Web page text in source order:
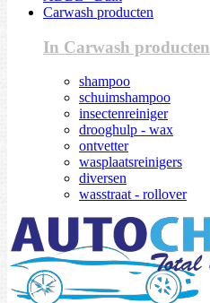
Carwash producten
In Carwash producten
shampoo
schuimshampoo
insectenreiniger
drooghulp - wax
ontvetter
wasplaatsreinigers
diversen
wasstraat - rollover